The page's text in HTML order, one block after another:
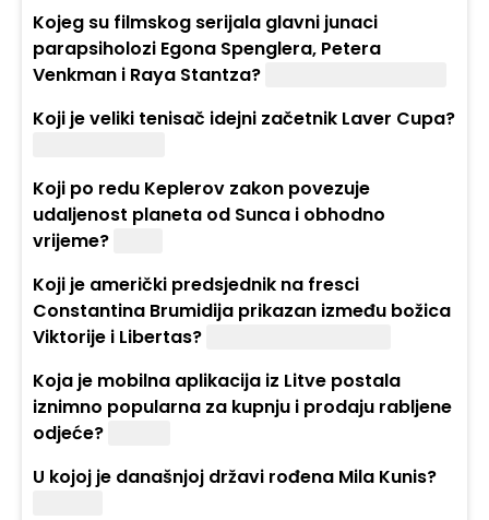
Kojeg su filmskog serijala glavni junaci
parapsiholozi Egona Spenglera, Petera
Venkman i Raya Stantza?
Koji je veliki tenisač idejni začetnik Laver Cupa?
Koji po redu Keplerov zakon povezuje
udaljenost planeta od Sunca i obhodno
vrijeme?
Koji je američki predsjednik na fresci
Constantina Brumidija prikazan između božica
Viktorije i Libertas?
Koja je mobilna aplikacija iz Litve postala
iznimno popularna za kupnju i prodaju rabljene
odjeće?
U kojoj je današnjoj državi rođena Mila Kunis?